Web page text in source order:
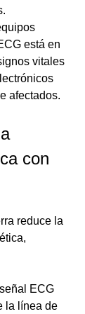
está en
vitales
afectados.
con
reduce la
ECG
la línea de